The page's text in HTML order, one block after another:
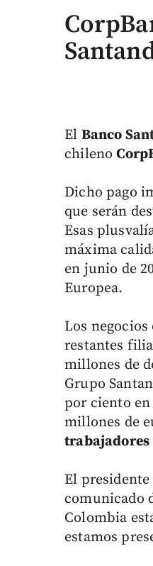
El Banco
chileno
Dicho pago
que serán
Esas
máxima
en junio de
Europea.
Los
restantes
millones de
Grupo
por ciento en
millones de
trabajadores
El presidente
comunicado
Colombia
estamos